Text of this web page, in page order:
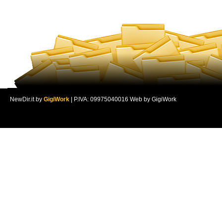
NewDir.it by GigiWork | P.IVA: 09975040016 Web by GigiWork